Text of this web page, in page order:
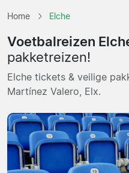
Teams
Competities
Reisorganisaties
Home Elche
Voetbalreizen
pakketreizen!
Elche tickets & veilige
Martínez Valero, Elx.